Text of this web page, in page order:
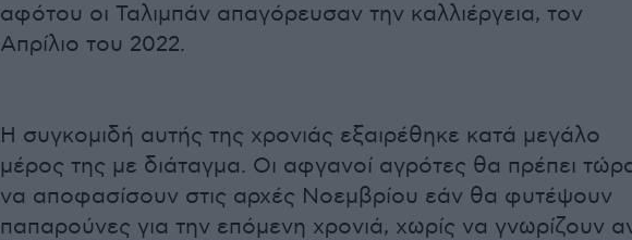
αφότου οι Ταλιμπάν απαγόρευσαν την καλλιέργεια, τον
Απρίλιο του 2022.
Η συγκομιδή αυτής της χρονιάς εξαιρέθηκε κατά μεγάλο
μέρος της με διάταγμα. Οι αφγανοί αγρότες θα πρέπει
να αποφασίσουν στις αρχές Νοεμβρίου εάν θα φυτέψουν
παπαρούνες για την επόμενη χρονιά, χωρίς να γνωρίζουν